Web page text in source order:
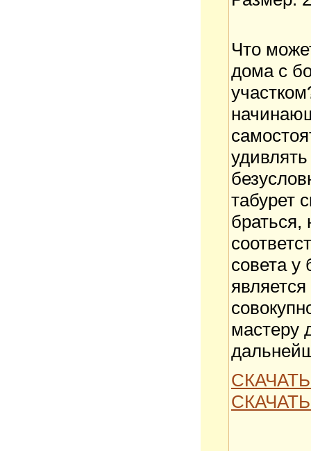
Что
дома с
табурет
браться,
совета у
мастеру
СКАЧАТЬ